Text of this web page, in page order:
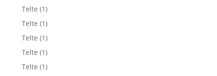
Telte (1)
Telte (1)
Telte (1)
Telte (1)
Telte (1)